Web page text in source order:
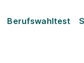
Berufswahltest